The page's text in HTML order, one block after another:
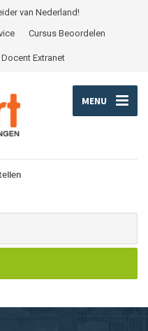
van Nederland!
Cursus Beoordelen
Docent Extranet
MENU